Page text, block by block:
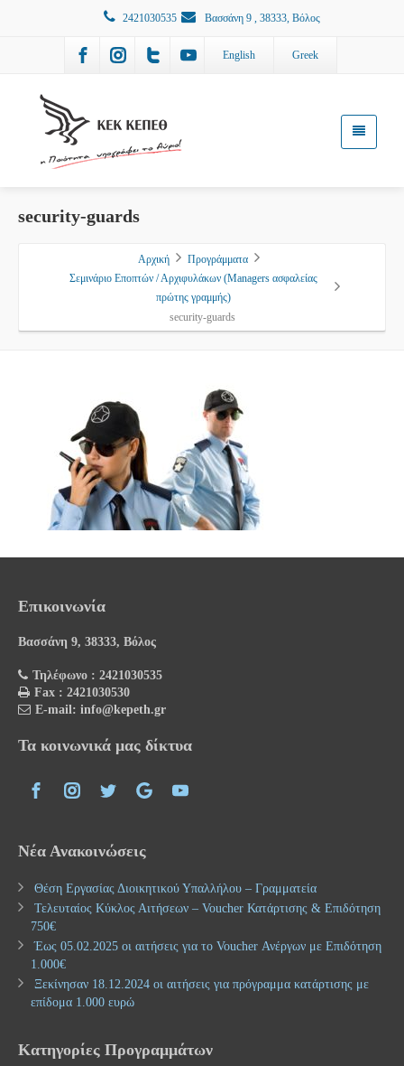
2421030535 Βασσάνη 9 , 38333, Βόλος
English Greek
security-guards
Αρχική
Προγράμματα
Σεμινάριο Εποπτών / Αρχιφυλάκων (Managers ασφαλείας
πρώτης γραμμής)
security-guards
Επικοινωνία
Βασσάνη 9, 38333, Βόλος
Τηλέφωνο : 2421030535
Fax : 2421030530
E-mail: info@kepeth.gr
Τα κοινωνικά μας δίκτυα
Νέα Ανακοινώσεις
Θέση Εργασίας Διοικητικού Υπαλλήλου – Γραμματεία
Τελευταίος Κύκλος Αιτήσεων – Voucher Κατάρτισης & Επιδότηση
750€
Έως 05.02.2025 οι αιτήσεις για το Voucher Ανέργων με Επιδότηση
1.000€
Ξεκίνησαν 18.12.2024 οι αιτήσεις για πρόγραμμα κατάρτισης με
επίδομα 1.000 ευρώ
Κατηγορίες Προγραμμάτων